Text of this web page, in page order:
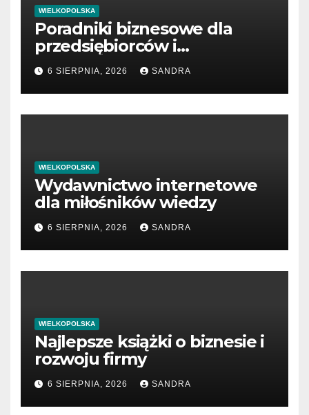
WIELKOPOLSKA
Poradniki biznesowe dla
przedsiębiorców i
menedżerów
6 SIERPNIA, 2026 SANDRA
WIELKOPOLSKA
Wydawnictwo internetowe
dla miłośników wiedzy
6 SIERPNIA, 2026 SANDRA
WIELKOPOLSKA
Najlepsze książki o biznesie i
rozwoju firmy
6 SIERPNIA, 2026 SANDRA